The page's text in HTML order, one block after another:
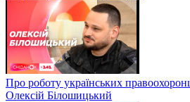
Про роботу українських
Олексій Білошицький